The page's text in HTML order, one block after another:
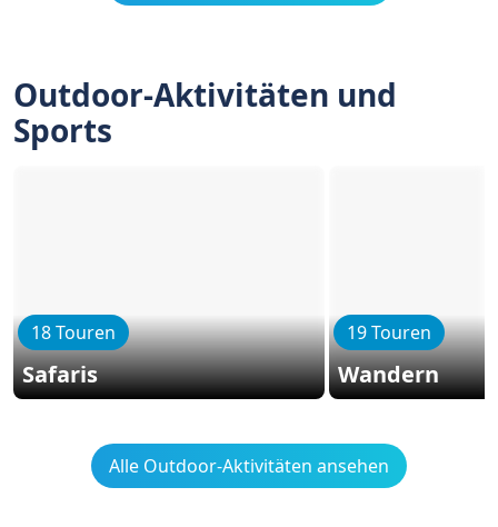
Outdoor-Aktivitäten und
Sports
18 Touren
Safaris
19 Touren
Wandern
Alle Outdoor-Aktivitäten ansehen